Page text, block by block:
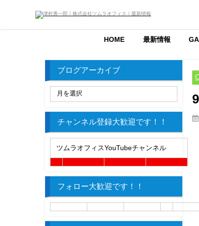
HOME 最新情報
ブログアーカイブ
チャンネル登録大歓迎です！！
ツムラオフィスYouTubeチャンネル
フォロー大歓迎です！！